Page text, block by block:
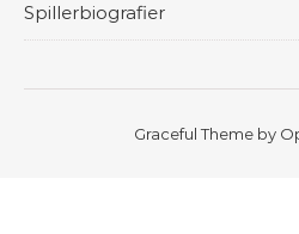
Spillerbiografier
Graceful Theme by